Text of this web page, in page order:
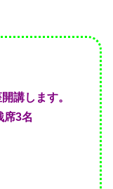
講します。
3名